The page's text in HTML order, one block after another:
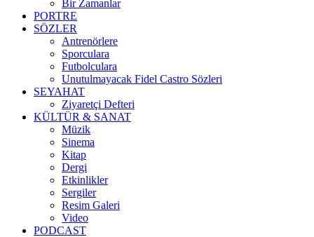
Bir Zamanlar
PORTRE
SÖZLER
Antrenörlere
Sporculara
Futbolculara
Unutulmayacak Fidel Castro Sözleri
SEYAHAT
Ziyaretçi Defteri
KÜLTÜR & SANAT
Müzik
Sinema
Kitap
Dergi
Etkinlikler
Sergiler
Resim Galeri
Video
PODCAST